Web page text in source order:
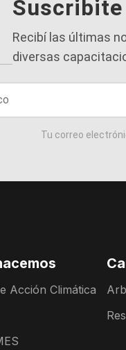
Recibí las últimas
diversas
Tu correo
Acción Climática